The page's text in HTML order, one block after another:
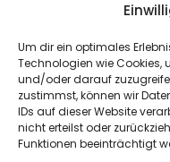
Um dir ein optimales
Technologien wie Cookies,
und/oder darauf
zustimmst, können wir
IDs auf dieser Website
nicht erteilst oder
Funktionen beeinträchtigt
datenschutzerklärung
Impressum
Haftungsausschluss
FAQ Dealsekai